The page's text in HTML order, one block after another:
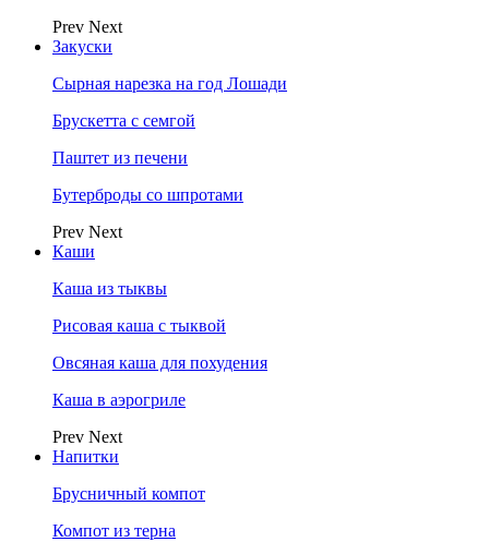
Prev Next
Закуски
Сырная нарезка на год Лошади
Брускетта с семгой
Паштет из печени
Бутерброды со шпротами
Prev Next
Каши
Каша из тыквы
Рисовая каша с тыквой
Овсяная каша для похудения
Каша в аэрогриле
Prev Next
Напитки
Брусничный компот
Компот из терна